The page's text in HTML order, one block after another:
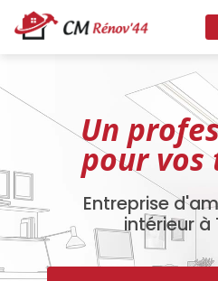
au
contenu
principal
Un
pour vos
Entreprise
intérieur à